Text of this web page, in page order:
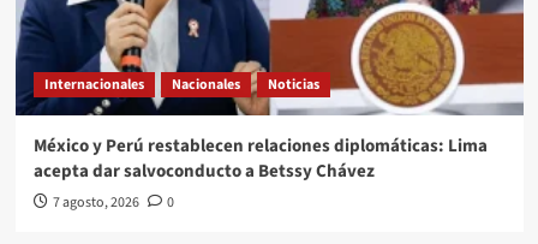
Internacionales Nacionales Noticias
México y Perú restablecen relaciones diplomáticas: Lima
acepta dar salvoconducto a Betssy Chávez
7 agosto, 2026 0